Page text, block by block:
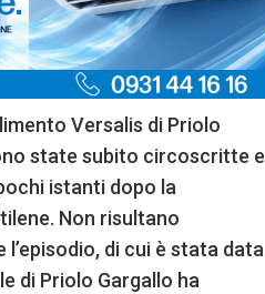
Versalis di Priolo
state subito circoscritte e
istanti dopo la
Non risultano
di cui è stata data
di Priolo Gargallo ha